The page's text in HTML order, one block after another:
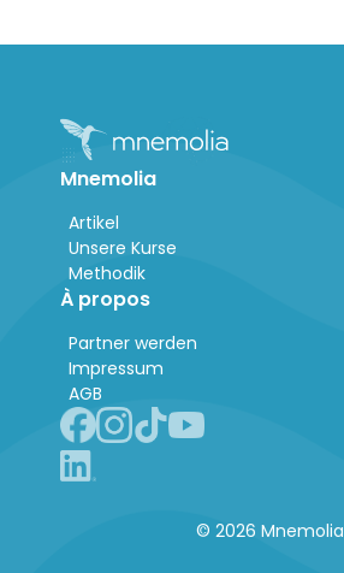
Mnemolia
Artikel
Unsere Kurse
Methodik
À propos
Partner werden
Impressum
AGB
© 2026 Mnemolia